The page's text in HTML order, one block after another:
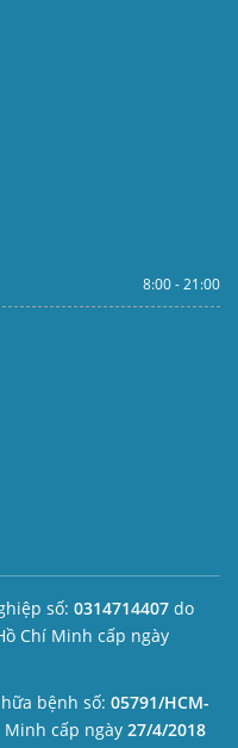
8:00 - 21:00
số: 0314714407 do
Chí Minh cấp ngày
bệnh số: 05791/HCM-
Minh cấp ngày 27/4/2018